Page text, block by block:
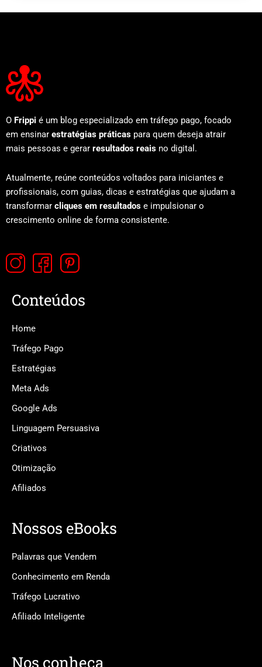
O Frippi é um blog especializado em tráfego pago, focado
em ensinar estratégias práticas para quem deseja atrair
mais pessoas e gerar resultados reais no digital.
Atualmente, reúne conteúdos voltados para iniciantes e
profissionais, com guias, dicas e estratégias que ajudam a
transformar cliques em resultados e impulsionar o
crescimento online de forma consistente.
Conteúdos
Home
Tráfego Pago
Estratégias
Meta Ads
Google Ads
Linguagem Persuasiva
Criativos
Otimização
Afiliados
Nossos eBooks
Palavras que Vendem
Conhecimento em Renda
Tráfego Lucrativo
Afiliado Inteligente
Nos conheça